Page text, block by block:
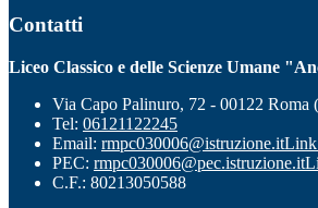
Contatti
Liceo Classico e delle Scienze Umane
Via Capo Palinuro, 72 - 00122 Roma
Tel: 06121122245
Email: rmpc030006@istruzione.itLink
PEC: rmpc030006@pec.istruzione.it
C.F.: 80213050588